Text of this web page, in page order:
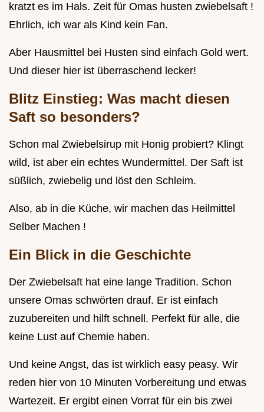
kratzt es im Hals. Zeit für Omas husten zwiebelsaft !
Ehrlich, ich war als Kind kein Fan.
Aber Hausmittel bei Husten sind einfach Gold wert.
Und dieser hier ist überraschend lecker!
Blitz Einstieg: Was macht diesen
Saft so besonders?
Schon mal Zwiebelsirup mit Honig probiert? Klingt
wild, ist aber ein echtes Wundermittel. Der Saft ist
süßlich, zwiebelig und löst den Schleim.
Also, ab in die Küche, wir machen das Heilmittel
Selber Machen !
Ein Blick in die Geschichte
Der Zwiebelsaft hat eine lange Tradition. Schon
unsere Omas schwörten drauf. Er ist einfach
zuzubereiten und hilft schnell. Perfekt für alle, die
keine Lust auf Chemie haben.
Und keine Angst, das ist wirklich easy peasy. Wir
reden hier von 10 Minuten Vorbereitung und etwas
Wartezeit. Er ergibt einen Vorrat für ein bis zwei